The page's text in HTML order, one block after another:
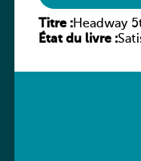
Titre :Headway
Workbook
État du livre :